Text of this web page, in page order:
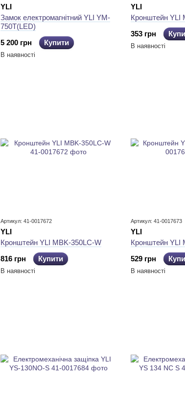
YLI
Замок електромагнітний YLI YM-
750T(LED)
5 200 грн
Купити
В наявності
YLI
Кронштейн YLI
353 грн
В наявності
Артикул: 41-0017672
YLI
Кронштейн YLI MBK-350LC-W
816 грн
Купити
В наявності
Артикул: 41-0017673
YLI
Кронштейн YLI
529 грн
В наявності